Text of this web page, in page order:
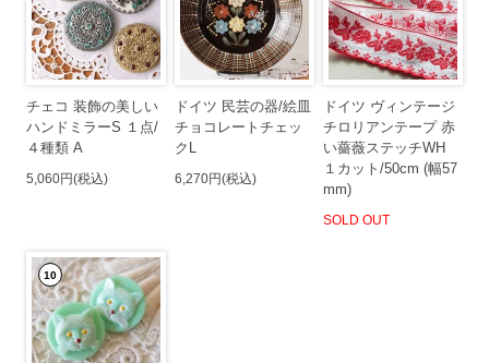
チェコ 装飾の美しい
ハンドミラーS １点/
４種類 A
5,060円(税込)
ドイツ 民芸の器/絵皿
チョコレートチェッ
クL
6,270円(税込)
ドイツ ヴィンテージ
チロリアンテープ 赤
い薔薇ステッチWH
１カット/50cm (幅57
mm)
SOLD OUT
10